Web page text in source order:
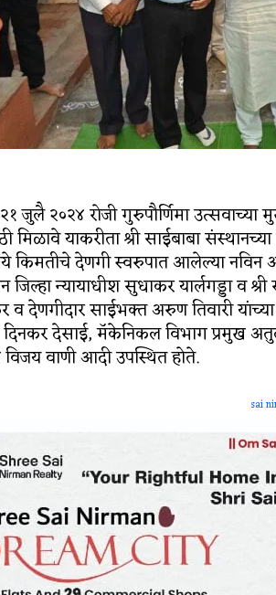
जुलै २०२४ रोजी गुरुपौर्णिमा उत्‍सवाच्‍या
मिळावे याकरीता श्री साईबाबा
किमतीचे देणगी स्‍वरुपात आलेल्‍या नविन
जिल्‍हा न्‍यायाधीश सुधाकर यार्लगड्डा व
व देणगीदार साईभक्‍त अरुण तिवारी
देसाई, मॅकेनिकल विभाग प्रमुख
वाणी आदी उपस्थित होते.
sai